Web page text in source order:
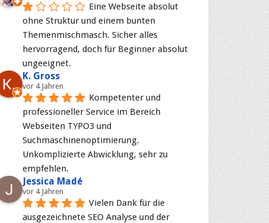
Eine Webseite absolut
ohne Struktur und einem bunten
Themenmischmasch. Sicher alles
hervorragend, doch für Beginner absolut
ungeeignet.
K. Gross
vor 4 Jahren
Kompetenter und
professioneller Service im Bereich
Webseiten TYPO3 und
Suchmaschinenoptimierung.
Unkomplizierte Abwicklung, sehr zu
empfehlen.
Jessica Madé
vor 4 Jahren
Vielen Dank für die
ausgezeichnete SEO Analyse und der